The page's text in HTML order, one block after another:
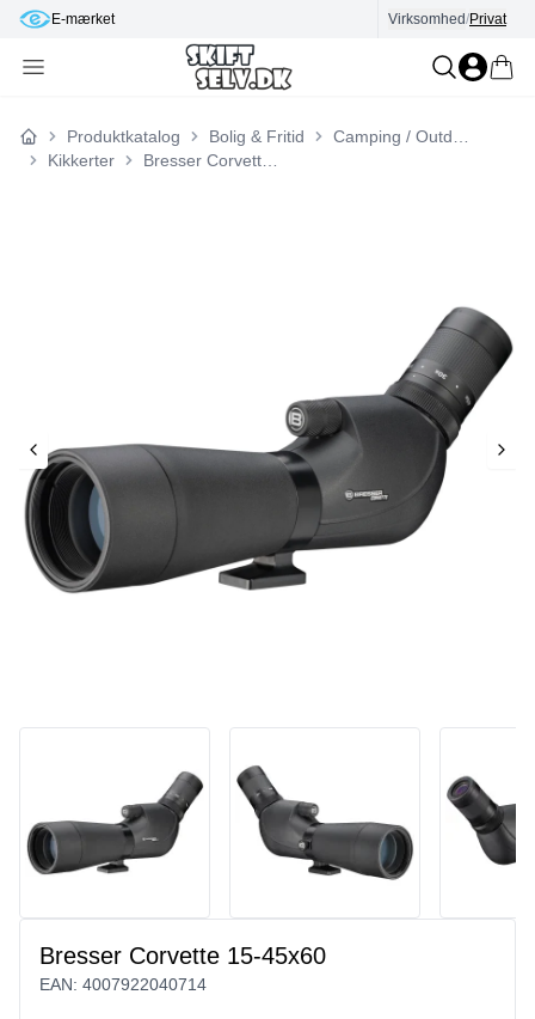
E-mærket Virksomhed/Privat
Forside
Produktkatalog Bolig & Fritid
Kikkerter
Bresser Corvette 15-45x60
EAN: 4007922040714